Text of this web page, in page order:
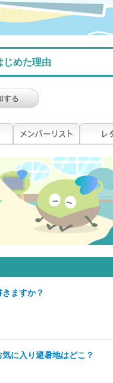
じめた理由
する
ますか？
に入り避暑地はどこ？